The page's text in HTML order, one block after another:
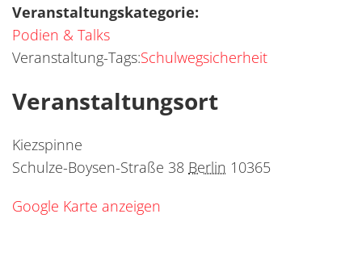
Veranstaltungskategorie:
Podien & Talks
Veranstaltung-Tags:Schulwegsicherheit
Veranstaltungsort
Kiezspinne
Schulze-Boysen-Straße 38 Berlin 10365
Google Karte anzeigen